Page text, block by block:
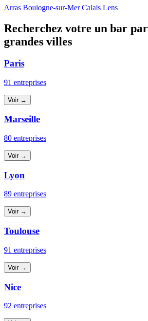
Arras Boulogne-sur-MerCalais Lens
Recherchez votre un bar
grandes villes
Paris
91 entreprises
Voir →
Marseille
80 entreprises
Voir →
Lyon
89 entreprises
Voir →
Toulouse
91 entreprises
Voir →
Nice
92 entreprises